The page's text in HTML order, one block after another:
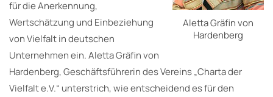
Aletta Gräfin von
Hardenberg
für die Anerkennung,
Wertschätzung und Einbeziehung
von Vielfalt in deutschen
Unternehmen ein. Aletta Gräfin von
Hardenberg, Geschäftsführerin des Vereins „Charta der
Vielfalt e.V.“ unterstrich, wie entscheidend es für den